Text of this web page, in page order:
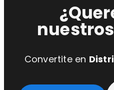
Convertite en